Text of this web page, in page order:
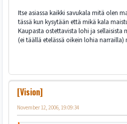
Itse asiassa kaikki savukala mitä olen
tässä kun kysytään että mikä kala
Kaupasta ostettavista lohi ja
(ei täällä etelässä oikein lohia narrailla)
[Vision]
November 12, 2006, 19:09:34